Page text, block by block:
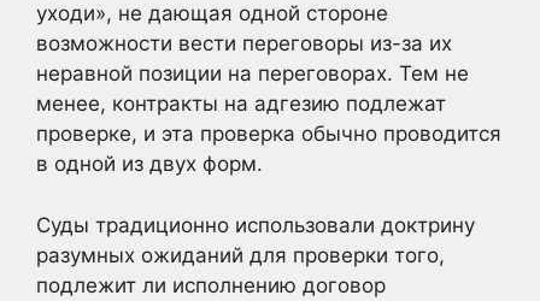
уходи», не дающая одной стороне
возможности вести переговоры из-за их
неравной позиции на переговорах. Тем не
менее, контракты на адгезию подлежат
проверке, и эта проверка обычно проводится
в одной из двух форм.
Суды традиционно использовали доктрину
разумных ожиданий для проверки того,
подлежит ли исполнению договор